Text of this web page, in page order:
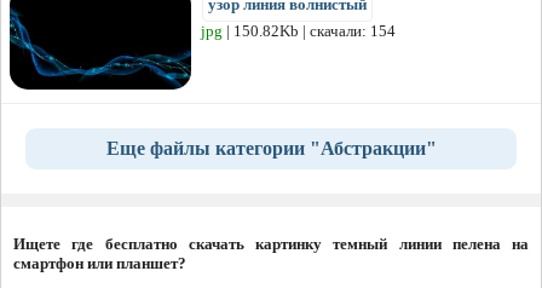
узор линия волнистый
jpg | 150.82Kb | скачали: 154
Еще файлы категории "Абстракции"
Ищете где бесплатно скачать картинку темный линии пелена на
смартфон или планшет?